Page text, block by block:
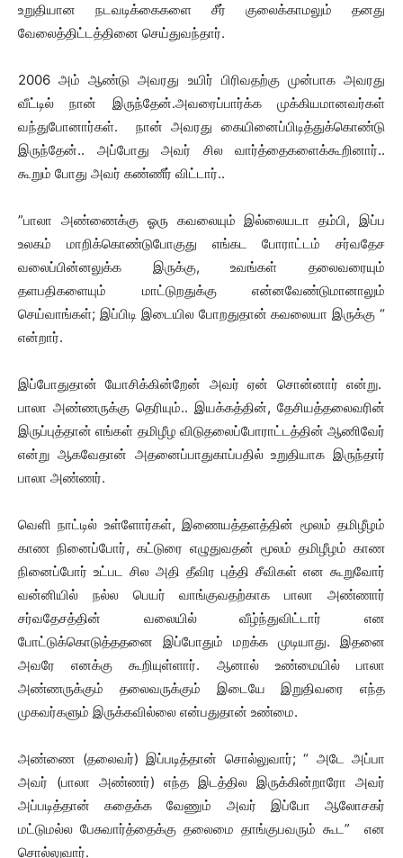
உறுதியான நடவடிக்கைகளை சீர் குலைக்காமலும் தனது
வேலைத்திட்டத்தினை செய்துவந்தார்.
2006 அம் ஆண்டு அவரது உயிர் பிரிவதற்கு முன்பாக அவரது
வீட்டில் நான் இருந்தேன்.அவரைப்பார்க்க முக்கியமானவர்கள்
வந்துபோனார்கள். நான் அவரது கையினைப்பிடித்துக்கொண்டு
இருந்தேன்.. அப்போது அவர் சில வார்த்தைகளைக்கூறினார்..
கூறும் போது அவர் கண்ணீர் விட்டார்..
”பாலா அண்ணைக்கு ஓரு கவலையும் இல்லையடா தம்பி, இப்ப
உலகம் மாறிக்கொண்டுபோகுது எங்கட போராட்டம் சர்வதேச
வலைப்பின்னலுக்க இருக்கு, உவங்கள் தலைவரையும்
தளபதிகளையும் மாட்டுறதுக்கு என்னவேண்டுமானாலும்
செய்வாங்கள்; இப்பிடி இடையில போறதுதான் கவலையா இருக்கு “
என்றார்.
இப்போதுதான் யோசிக்கின்றேன் அவர் ஏன் சொன்னார் என்று.
பாலா அண்ணருக்கு தெரியும்.. இயக்கத்தின், தேசியத்தலைவரின்
இருப்புத்தான் எங்கள் தமிழீழ விடுதலைப்போராட்டத்தின் ஆணிவேர்
என்று ஆகவேதான் அதனைப்பாதுகாப்பதில் உறுதியாக இருந்தார்
பாலா அண்ணர்.
வெளி நாட்டில் உள்ளோர்கள், இணையத்தளத்தின் மூலம் தமிழீழம்
காண நினைப்போர், கட்டுரை எழுதுவதன் மூலம் தமிழீழம் காண
நினைப்போர் உட்பட சில அதி தீவிர புத்தி சீவிகள் என கூறுவோர்
வன்னியில் நல்ல பெயர் வாங்குவதற்காக பாலா அண்ணார்
சர்வதேசத்தின் வலையில் வீழ்ந்துவிட்டார் என
போட்டுக்கொடுத்ததனை இப்போதும் மறக்க முடியாது. இதனை
அவரே எனக்கு கூறியுள்ளார். ஆனால் உண்மையில் பாலா
அண்ணருக்கும் தலைவருக்கும் இடையே இறுதிவரை எந்த
முகவர்களும் இருக்கவில்லை என்பதுதான் உண்மை.
அண்ணை (தலைவர்) இப்படித்தான் சொல்லுவார்; “ அடே அப்பா
அவர் (பாலா அண்ணர்) எந்த இடத்தில இருக்கின்றாரோ அவர்
அப்படித்தான் கதைக்க வேணும் அவர் இப்போ ஆலோசகர்
மட்டுமல்ல பேசுவார்த்தைக்கு தலைமை தாங்குபவரும் கூட” என
சொல்லுவார்.